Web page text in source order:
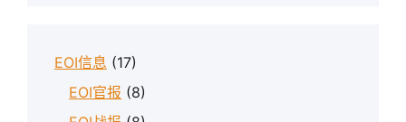
EOI信息 (17)
EOI官报 (8)